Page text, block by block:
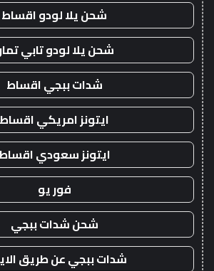
شحن يلا لودو اقساط
شحن يلا لودو تابي
شدات ببجي اقساط
ايتونز امريكي اقساط
ايتونز سعودي اقساط
فور يو
شحن شدات ببجي
شدات ببجي عن طريق